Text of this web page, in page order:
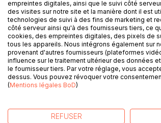
Etre le livre que tu préfères
Celui qui s'endort sur ta table
Je serai toujours là pour toi
Même une fois empoussiéré
Quand tu auras besoin de moi
Tu n'auras qu'à me
D’AUTRES
empreintes digitales, ainsi que le suivi côté
des visites sur notre site et la manière dont il est
technologies de suivi à des fins de marketing et
côté serveur ainsi qu'à des fournisseurs tiers, ce
cookies, des empreintes digitales, des pixels de
tous les appareils. Nous intégrons également sur
provenant d'autres fournisseurs (plateformes
influence sur le traitement ultérieur des données
le fournisseur tiers. Par votre réglage, vous
dessus. Vous pouvez révoquer votre
(Mentions légales BoD)
REFUSER